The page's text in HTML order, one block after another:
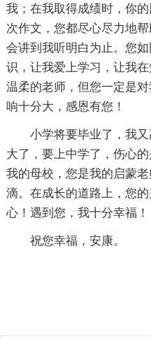
我；在我取得成绩时，你
次作文，您都尽心尽力地
会讲到我听明白为止。您
识，让我爱上学习，让我
温柔的老师，但您一定是
响十分大，感恩有您！
小学将要毕业了，我
大了，要上中学了，伤心
我的母校，您是我的启蒙
滴。在成长的道路上，您
心！遇到您，我十分幸福！
祝您幸福，安康。